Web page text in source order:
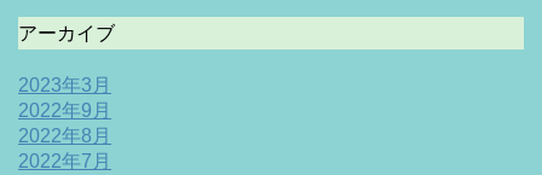
アーカイブ
2023年3月
2022年9月
2022年8月
2022年7月